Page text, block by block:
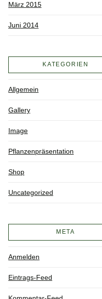
März 2015
Juni 2014
KATEGORIEN
Allgemein
Gallery
Image
Pflanzenpräsentation
Shop
Uncategorized
META
Anmelden
Eintrags-Feed